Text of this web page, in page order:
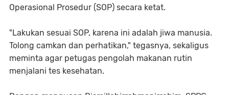
Operasional Prosedur (SOP) secara ketat.
​"Lakukan sesuai SOP, karena ini adalah jiwa manusia.
Tolong camkan dan perhatikan," tegasnya, sekaligus
meminta agar petugas pengolah makanan rutin
menjalani tes kesehatan.